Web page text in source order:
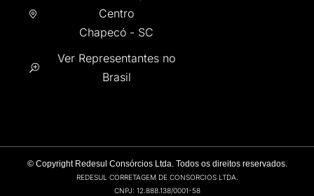
Centro
Chapecó - SC
Ver Representantes no
Brasil
© Copyright Redesul Consórcios Ltda. Todos os direitos reservados.
REDESUL CORRETAGEM DE CONSORCIOS LTDA.
CNPJ: 12.888.138/0001-58